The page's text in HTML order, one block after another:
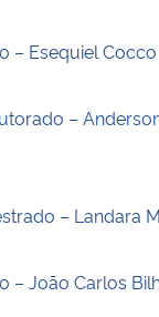
– Esequiel Cocco
–
– Landara
– João Carlos